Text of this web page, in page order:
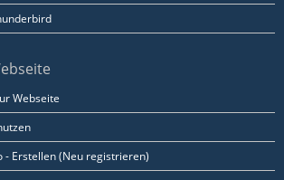
Webseite
- Erstellen (Neu registrieren)